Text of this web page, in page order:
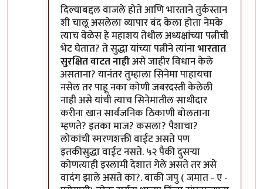
दिल्याबद्दल वाजले होते आणि भारताने तुर्कस्तान
शी चालू असलेला व्यापार बंद केला होता नेमके
त्याच वेळेस हे महाशय तेथील अध्यक्षांच्या पत्नीची
भेट घेतात? ते सुद्धा यांच्या पत्नीने त्यांनाभारतात
सुरक्षित वाटत नाहीअसे जाहीर विधान केले
असताना? यानंतर तुम्हाला सिनेमा पाहायचा
नसेल तर पाहू नका कोणी जबरदस्ती केलेली
नाही असे यांची त्याच सिनेमातील साथीदार
करीना खान सार्वजनिक ठिकाणी बोलताना
म्हणते? इतका माज? कसला? पैशाचा?
लोकांची स्मरणशक्ती वाईट असते पण
इतकीसुद्धा वाईट नसते. ५२ पैकी दुसऱ्या
कोणत्याही इस्लामी देशात गेले असते तर असे
वादंग झाले असते का?. बाकी जपु ( जमात - ए -